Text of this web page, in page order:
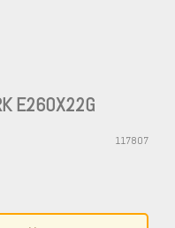
E260X22G
117807